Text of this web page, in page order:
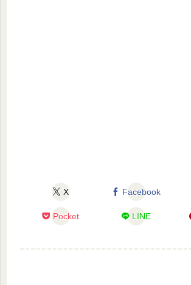
X Facebook
Pocket LINE